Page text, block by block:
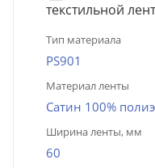
текстильной
Тип материала
PS901
Материал ленты
Сатин 100%
Ширина ленты, мм
60